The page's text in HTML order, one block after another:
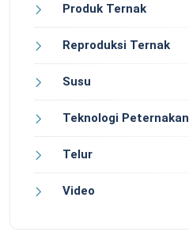
Produk Ternak
Reproduksi Ternak
Susu
Teknologi Peternakan
Telur
Video